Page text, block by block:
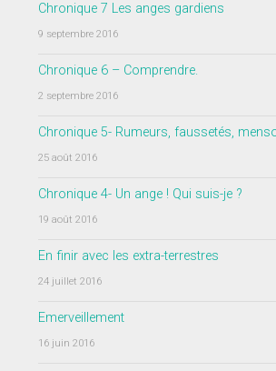
Chronique 7 Les anges gardiens
9 septembre 2016
Chronique 6 – Comprendre.
2 septembre 2016
Chronique 5- Rumeurs, faussetés,
25 août 2016
Chronique 4- Un ange ! Qui suis-je ?
19 août 2016
En finir avec les extra-terrestres
24 juillet 2016
Emerveillement
16 juin 2016